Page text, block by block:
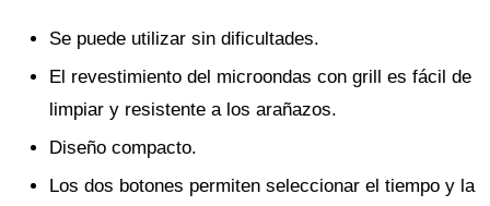
Se puede utilizar sin dificultades.
El revestimiento del microondas con grill es fácil de
limpiar y resistente a los arañazos.
Diseño compacto.
Los dos botones permiten seleccionar el tiempo y la